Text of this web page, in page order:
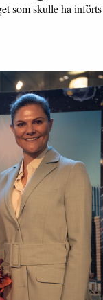
som skulle ha införts